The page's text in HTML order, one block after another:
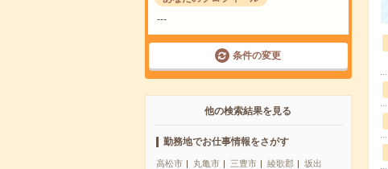
---
条件の変更
他の検索結果を見る
勤務地でお仕事情報をさがす
高松市 丸亀市 三豊市 綾歌郡
坂出